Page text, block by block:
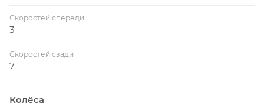
Скоростей спереди
3
Скоростей сзади
7
Колёса